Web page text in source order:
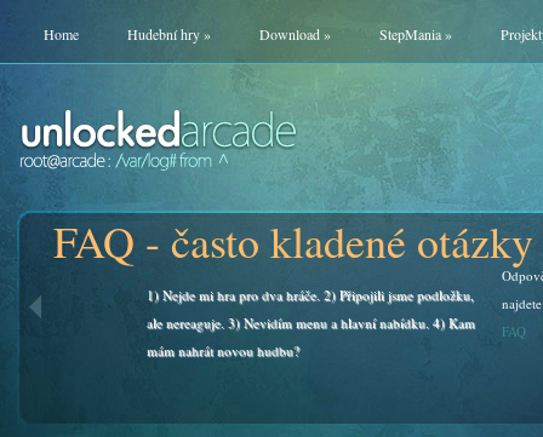
Home Hudební hry» Download» StepMania»
FAQ - často kladené otázky
1) Nejde mi hra pro dva hráče. 2) Připojili jsme podložku,
ale nereaguje. 3) Nevidím menu a hlavní nabídku. 4) Kam
mám nahrát novou hudbu?
FAQ